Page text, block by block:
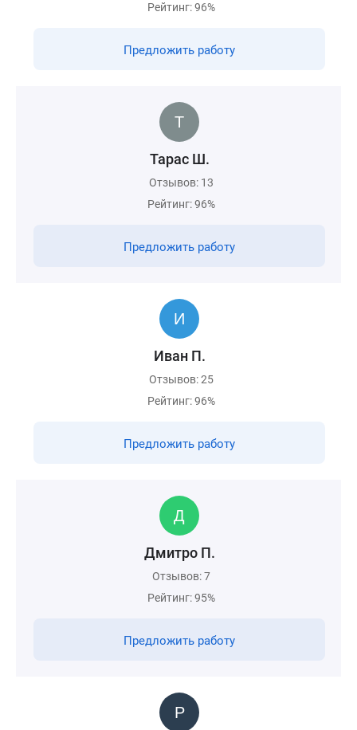
Рейтинг: 96%
Предложить работу
Тарас Ш.
Отзывов: 13
Рейтинг: 96%
Предложить работу
Иван П.
Отзывов: 25
Рейтинг: 96%
Предложить работу
Дмитро П.
Отзывов: 7
Рейтинг: 95%
Предложить работу